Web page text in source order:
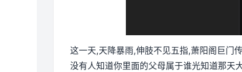
这一天,天降暴雨,伸肢不见五指,萧阳阁巨门
没有人知道你里面的父母属于谁光知道那天